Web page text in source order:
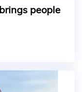
people